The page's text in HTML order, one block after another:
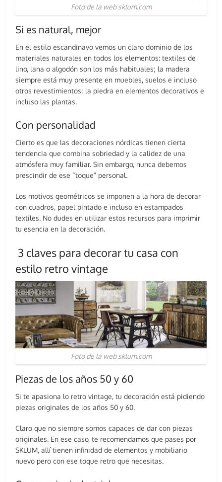
Foto de la web sklum.com
Si es natural, mejor
En el estilo escandinavo vemos un claro dominio de los
materiales naturales en todos los elementos: textiles de
lino, lana o algodón son los más habituales; la madera
siempre está muy presente en muebles, suelos e incluso
otros revestimientos; la piedra en elementos decorativos e
incluso las plantas.
Con personalidad
Cierto es que las decoraciones nórdicas tienen cierta
tendencia que combina sobriedad y la calidez de una
atmósfera muy familiar. Sin embargo, nunca debemos
prescindir de ese “toque” personal.
Los motivos geométricos se imponen a la hora de decorar
con cuadros, papel pintado e incluso en estampados
textiles. No dudes en utilizar estos recursos para imprimir
tu esencia en la decoración.
3 claves para decorar tu casa con
estilo retro vintage
Foto de la web sklum.com
Piezas de los años 50 y 60
Si te apasiona lo retro vintage, tu decoración está pidiendo
piezas originales de los años 50 y 60.
Claro que no siempre somos capaces de dar con piezas
originales. En ese caso, te recomendamos que pases por
SKLUM, allí tienen infinidad de elementos y mobiliario
nuevo pero con ese toque retro que necesitas.